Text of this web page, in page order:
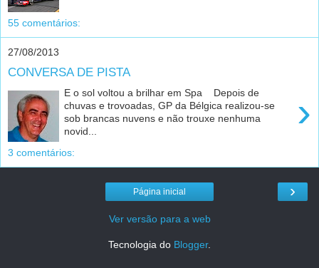
55 comentários:
27/08/2013
CONVERSA DE PISTA
›
E o sol voltou a brilhar em Spa Depois de
chuvas e trovoadas, GP da Bélgica realizou-se
sob brancas nuvens e não trouxe nenhuma
novid...
3 comentários:
›
Página inicial
Ver versão para a web
Tecnologia do Blogger.